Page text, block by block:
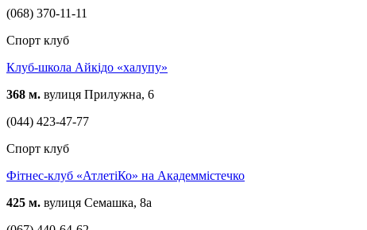
(068) 370-11-11
Спорт клуб
Клуб-школа Айкідо «халупу»
368 м. вулиця Прилужна, 6
(044) 423-47-77
Спорт клуб
Фітнес-клуб «АтлетіКо» на Академмістечко
425 м. вулиця Семашка, 8а